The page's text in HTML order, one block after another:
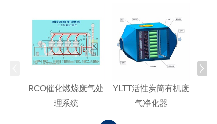
RCO催化燃烧废气处
理系统
YLTT活性炭筒有机废
气净化器